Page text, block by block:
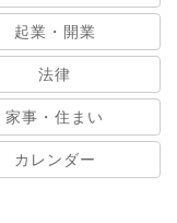
起業・開業
法律
家事・住まい
カレンダー